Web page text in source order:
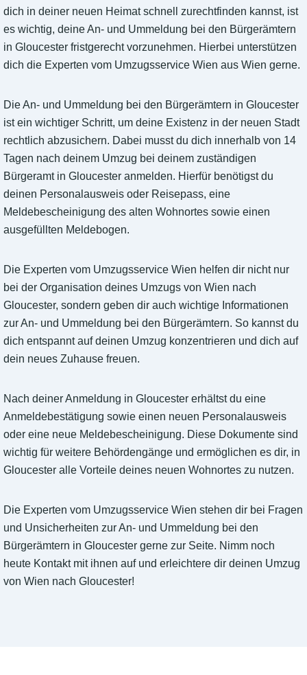
dich in deiner neuen Heimat schnell zurechtfinden kannst, ist
es wichtig, deine An- und Ummeldung bei den Bürgerämtern
in Gloucester fristgerecht vorzunehmen. Hierbei unterstützen
dich die Experten vom Umzugsservice Wien aus Wien gerne.
Die An- und Ummeldung bei den Bürgerämtern in Gloucester
ist ein wichtiger Schritt, um deine Existenz in der neuen Stadt
rechtlich abzusichern. Dabei musst du dich innerhalb von 14
Tagen nach deinem Umzug bei deinem zuständigen
Bürgeramt in Gloucester anmelden. Hierfür benötigst du
deinen Personalausweis oder Reisepass, eine
Meldebescheinigung des alten Wohnortes sowie einen
ausgefüllten Meldebogen.
Die Experten vom Umzugsservice Wien helfen dir nicht nur
bei der Organisation deines Umzugs von Wien nach
Gloucester, sondern geben dir auch wichtige Informationen
zur An- und Ummeldung bei den Bürgerämtern. So kannst du
dich entspannt auf deinen Umzug konzentrieren und dich auf
dein neues Zuhause freuen.
Nach deiner Anmeldung in Gloucester erhältst du eine
Anmeldebestätigung sowie einen neuen Personalausweis
oder eine neue Meldebescheinigung. Diese Dokumente sind
wichtig für weitere Behördengänge und ermöglichen es dir, in
Gloucester alle Vorteile deines neuen Wohnortes zu nutzen.
Die Experten vom Umzugsservice Wien stehen dir bei Fragen
und Unsicherheiten zur An- und Ummeldung bei den
Bürgerämtern in Gloucester gerne zur Seite. Nimm noch
heute Kontakt mit ihnen auf und erleichtere dir deinen Umzug
von Wien nach Gloucester!